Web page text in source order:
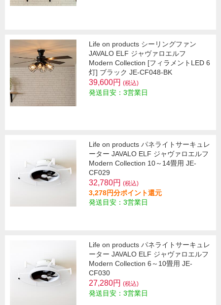
Life on products シーリングファン
JAVALO ELF ジャヴァロエルフ
Modern Collection [フィラメントLED 6
灯] ブラック JE-CF048-BK
39,600円 (税込)
発送目安：3営業日
Life on products パネライトサーキュレ
ーター JAVALO ELF ジャヴァロエルフ
Modern Collection 10～14畳用 JE-
CF029
32,780円 (税込)
3,278円分ポイント還元
発送目安：3営業日
Life on products パネライトサーキュレ
ーター JAVALO ELF ジャヴァロエルフ
Modern Collection 6～10畳用 JE-
CF030
27,280円 (税込)
発送目安：3営業日